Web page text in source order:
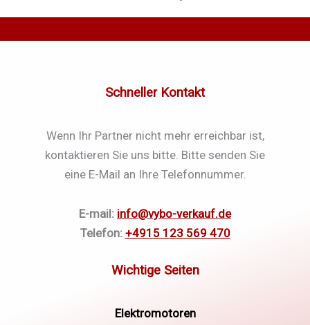
Schneller Kontakt
Wenn Ihr Partner nicht mehr erreichbar ist,
kontaktieren Sie uns bitte. Bitte senden Sie
eine E-Mail an Ihre Telefonnummer.
E-mail: info@vybo-verkauf.de
Telefon: +4915 123 569 470
Elektromotoren